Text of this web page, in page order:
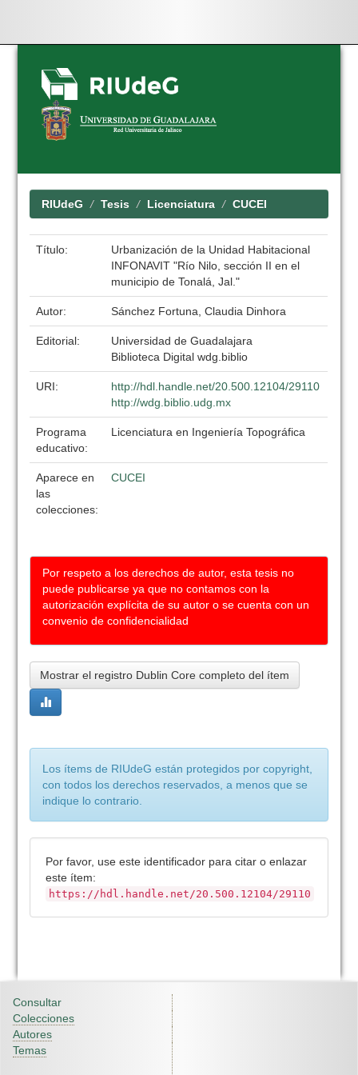
Skip
navigation
RIUdeG Tesis Licenciatura CUCEI
Título:
Urbanización de la Unidad Habitacional
INFONAVIT "Río Nilo, sección II en el
municipio de Tonalá, Jal."
Autor: Sánchez Fortuna, Claudia Dinhora
Editorial:
Universidad de Guadalajara
Biblioteca Digital wdg.biblio
URI:
http://hdl.handle.net/20.500.12104/29110
http://wdg.biblio.udg.mx
Programa
educativo:
Licenciatura en Ingeniería Topográfica
Aparece en
las
colecciones:
CUCEI
Por respeto a los derechos de autor, esta tesis no
puede publicarse ya que no contamos con la
autorización explícita de su autor o se cuenta con un
convenio de confidencialidad
Mostrar el registro Dublin Core completo del ítem
Los ítems de RIUdeG están protegidos por copyright,
con todos los derechos reservados, a menos que se
indique lo contrario.
Por favor, use este identificador para citar o enlazar
este ítem:
https://hdl.handle.net/20.500.12104/29110
Consultar
Colecciones
Autores
Temas